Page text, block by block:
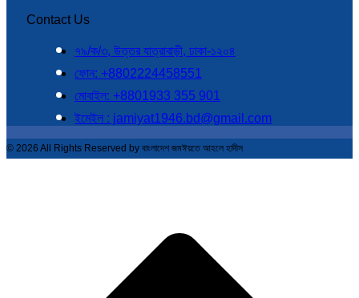
Contact Us
৭৯/ক/৩, উত্তর যাত্রাবাড়ী, ঢাকা-১২০৪
ফোন: +8802224458551
মোবাইল: +8801933 355 901
ইমেইল : jamiyat1946.bd@gmail.com
© 2026 All Rights Reserved by বাংলাদেশ জমঈয়তে আহলে হাদীস